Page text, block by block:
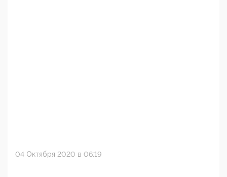
04 Октября 2020 в 06:19